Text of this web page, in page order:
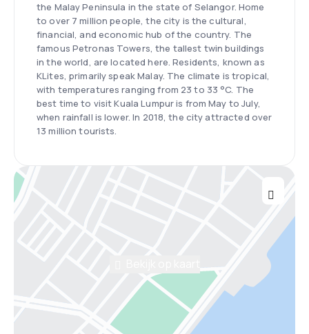
the Malay Peninsula in the state of Selangor. Home
to over 7 million people, the city is the cultural,
financial, and economic hub of the country. The
famous Petronas Towers, the tallest twin buildings
in the world, are located here. Residents, known as
KLites, primarily speak Malay. The climate is tropical,
with temperatures ranging from 23 to 33 °C. The
best time to visit Kuala Lumpur is from May to July,
when rainfall is lower. In 2018, the city attracted over
13 million tourists.